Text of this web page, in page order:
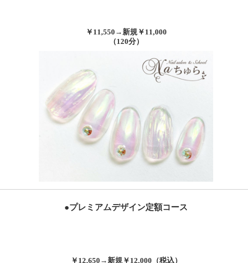
￥11,550→ 新規￥11,000
（120分）
●プレミアムデザイン定額コース
￥12,650→ 新規￥12,000 （税込）